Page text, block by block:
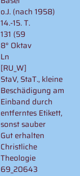
o.J. (nach 1958)
14.-15. T.
131 (59
8° Oktav
Ln
[RU_W]
StaV, StaT., kleine
Beschädigung am
Einband durch
entferntes Etikett,
sonst sauber
Gut erhalten
Christliche
Theologie
69_20643